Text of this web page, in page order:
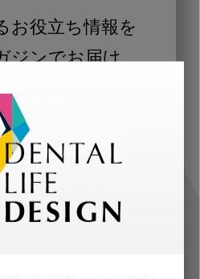
お役立ち情報を
ジンでお届け
職種（歯科医師、歯
工士）に合わせた内
ンをお届けします。